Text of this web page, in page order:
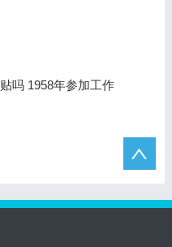
吗 1958年参加工作